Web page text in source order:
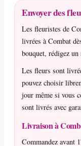
Envoyer des
Les fleuristes de
livrées à Combat
bouquet, rédigez
Les fleurs sont
pouvez choisir
jour même si vous
sont livrés avec
Livraison à
Commandez avant